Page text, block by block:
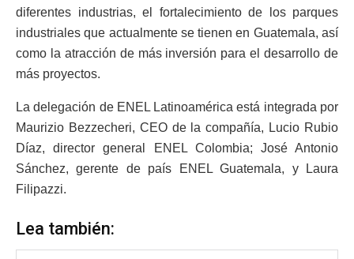
diferentes industrias, el fortalecimiento de los parques
industriales que actualmente se tienen en Guatemala, así
como la atracción de más inversión para el desarrollo de
más proyectos.
La delegación de ENEL Latinoamérica está integrada por
Maurizio Bezzecheri, CEO de la compañía, Lucio Rubio
Díaz, director general ENEL Colombia; José Antonio
Sánchez, gerente de país ENEL Guatemala, y Laura
Filipazzi.
Lea también: